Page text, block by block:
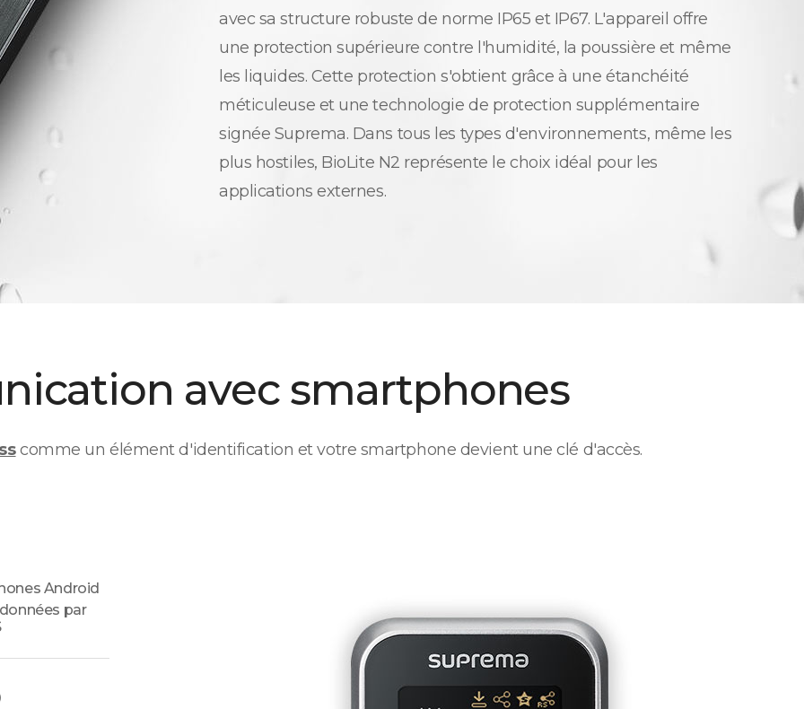
avec sa structure robuste de norme IP65 et IP67. L'appareil offre
une protection supérieure contre l'humidité, la poussière et même
les liquides. Cette protection s'obtient grâce à une étanchéité
méticuleuse et une technologie de protection supplémentaire
signée Suprema. Dans tous les types d'environnements, même les
plus hostiles, BioLite N2 représente le choix idéal pour les
applications externes.
avec smartphones
comme un élément d'identification et votre smartphone devient une clé d'accès.
Android
par